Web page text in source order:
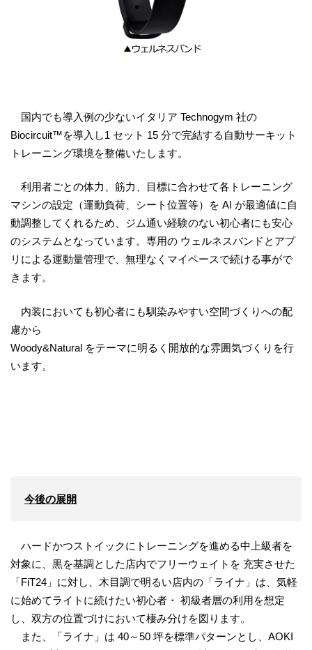
国内でも導入例の少ないイタリア Technogym 社の
Biocircuit™を導入し1 セット 15 分で完結する自動サーキット
トレーニング環境を整備いたします。
利用者ごとの体力、筋力、目標に合わせて各トレーニング
マシンの設定（運動負荷、シート位置等）を AI が最適値に自
動調整してくれるため、ジム通い経験のない初心者にも安心
のシステムとなっています。専用の ウェルネスバンドとアプ
リによる運動量管理で、無理なくマイペースで続ける事がで
きます。
内装においても初心者にも馴染みやすい空間づくりへの配
慮から
Woody&Natural をテーマに明るく開放的な雰囲気づくりを行
います。
今後の展開
ハードかつストイックにトレーニングを進める中上級者を
対象に、黒を基調とした店内でフリーウェイトを 充実させた
「FiT24」に対し、木目調で明るい店内の「ライナ」は、気軽
に始めてライトに続けたい初心者・ 初級者層の利用を想定
し、双方の位置づけにおいて棲み分けを図ります。
また、「ライナ」は 40～50 坪を標準パターンとし、AOKI